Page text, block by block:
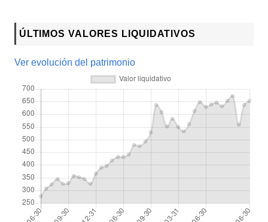
ÚLTIMOS VALORES LIQUIDATIVOS
Ver evolución del patrimonio